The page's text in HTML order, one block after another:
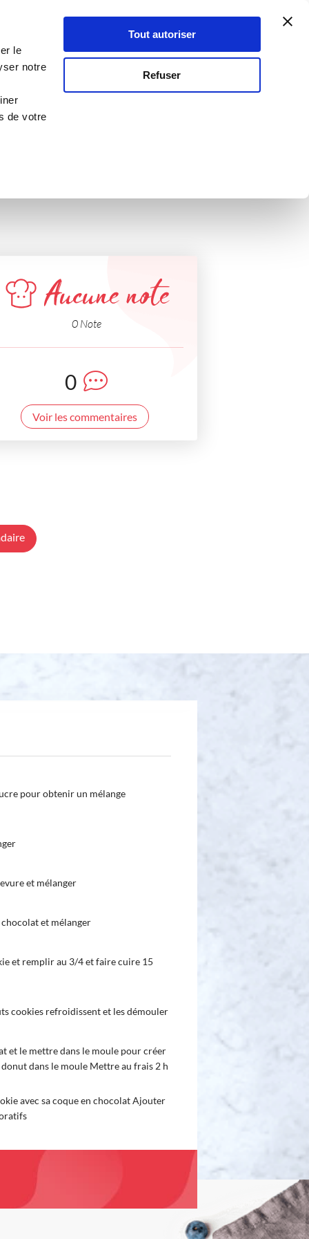
le
notre
de votre
Tout autoriser
Refuser
Se connecter
Tea time
Aucune note
0 Note
0
Voir les commentaires
pour obtenir un mélange
et mélanger
et mélanger
et remplir au 3/4 et faire cuire 15
cookies refroidissent et les démouler
et le mettre dans le moule pour créer
dans le moule Mettre au frais 2 h
avec sa coque en chocolat Ajouter